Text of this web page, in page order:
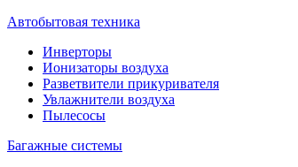
Автобытовая техника
Инверторы
Ионизаторы воздуха
Разветвители прикуривателя
Увлажнители воздуха
Пылесосы
Багажные системы